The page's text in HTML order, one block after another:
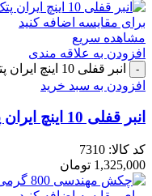
برای مقایسه اضافه کنید
مشاهده سریع
افزودن به علاقه مندی
انبر قفلی 10 اینچ ایران پتک مدل HB1010 عدد
افزودن به سبد خرید
انبر قفلی 10 اینچ ایران پتک مدل HB1010
کد کالا: 7310
1,325,000 تومان